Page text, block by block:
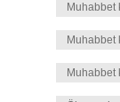
Muhabbet
Muhabbet
Muhabbet